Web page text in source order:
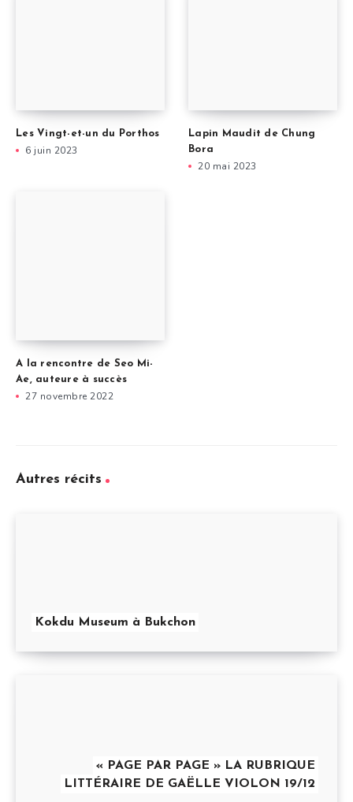
Les Vingt-et-un du Porthos
6 juin 2023
Lapin Maudit de Chung
Bora
20 mai 2023
A la rencontre de Seo Mi-
Ae, auteure à succès
27 novembre 2022
Autres récits
Kokdu Museum à Bukchon
« PAGE PAR PAGE » LA RUBRIQUE
LITTÉRAIRE DE GAËLLE VIOLON 19/12